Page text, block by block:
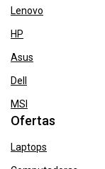
Lenovo
HP
Asus
Dell
MSI
Ofertas
Laptops